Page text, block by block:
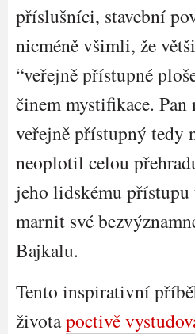
příslušníci, stavební
nicméně všimli, že
“veřejně přístupné
činem mystifikace.
veřejně přístupný tedy
neoplotil celou
jeho lidskému
marnit své
Bajkalu.
Tento inspirativní
životapoctivě